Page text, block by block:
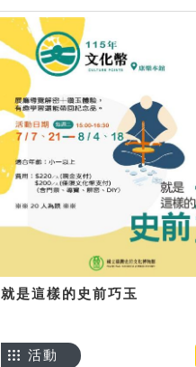
就是這樣的史前巧玉
活動